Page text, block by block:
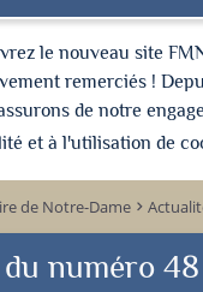
le nouveau site
remerciés !
de notre
et à l'utilisation de
de Notre-Dame keyboard_arrow_right
numéro 48